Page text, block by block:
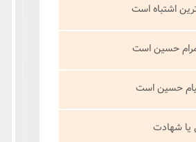
اشتباه است
حسین است
حسین است
یا شهادت